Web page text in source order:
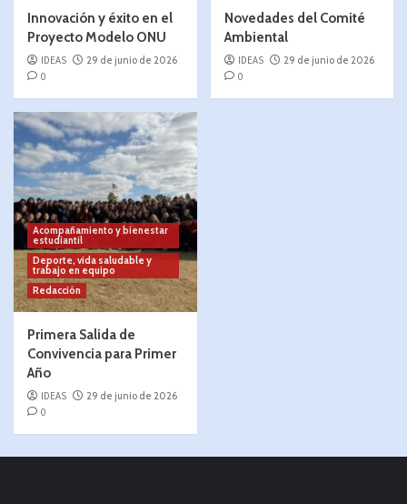
Innovación y éxito en el
Proyecto Modelo ONU
IDEAS
29 de junio de 2026
0
Novedades del Comité
Ambiental
IDEAS
29 de junio de 2026
0
Acompañamiento y bienestar
estudiantil
Deporte, vida saludable y
trabajo en equipo
Redacción
Primera Salida de
Convivencia para Primer
Año
IDEAS
29 de junio de 2026
0